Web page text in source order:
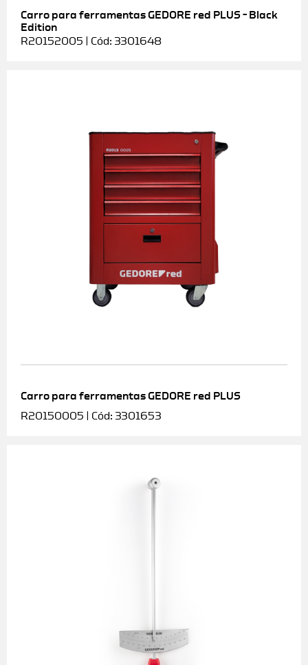
Carro para ferramentas GEDORE red PLUS – Black
Edition
R20152005 | Cód: 3301648
Carro para ferramentas GEDORE red PLUS
R20150005 | Cód: 3301653